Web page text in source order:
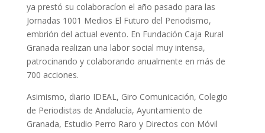
ya prestó su colaboracíon el año pasado para las
Jornadas 1001 Medios El Futuro del Periodismo,
embrión del actual evento. En Fundación Caja Rural
Granada realizan una labor social muy intensa,
patrocinando y colaborando anualmente en más de
700 acciones.
Asimismo, diario IDEAL, Giro Comunicación, Colegio
de Periodistas de Andalucía, Ayuntamiento de
Granada, Estudio Perro Raro y Directos con Móvil